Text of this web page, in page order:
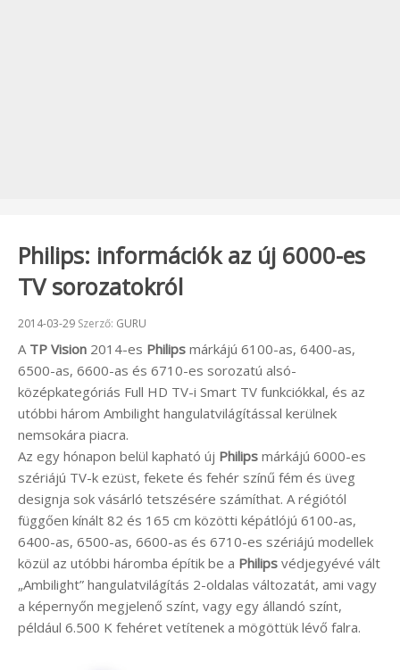
Philips: információk az új 6000-es
TV sorozatokról
Beküldve:
2014-03-29 Szerző: GURU
A TP Vision 2014-es Philips márkájú 6100-as, 6400-as,
6500-as, 6600-as és 6710-es sorozatú alsó-
középkategóriás Full HD TV-i Smart TV funkciókkal, és az
utóbbi három Ambilight hangulatvilágítással kerülnek
nemsokára piacra.
Az egy hónapon belül kapható új Philips márkájú 6000-es
szériájú TV-k ezüst, fekete és fehér színű fém és üveg
designja sok vásárló tetszésére számíthat. A régiótól
függően kínált 82 és 165 cm közötti képátlójú 6100-as,
6400-as, 6500-as, 6600-as és 6710-es szériájú modellek
közül az utóbbi háromba építik be a Philips védjegyévé vált
„Ambilight” hangulatvilágítás 2-oldalas változatát, ami vagy
a képernyőn megjelenő színt, vagy egy állandó színt,
például 6.500 K fehéret vetítenek a mögöttük lévő falra.